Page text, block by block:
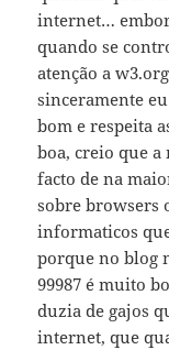
internet…
quando se
atenção a
sinceramente
bom e respeita
boa, creio que
facto de na
sobre browsers
informaticos
porque no blog
99987 é muito
duzia de gajos
internet, que